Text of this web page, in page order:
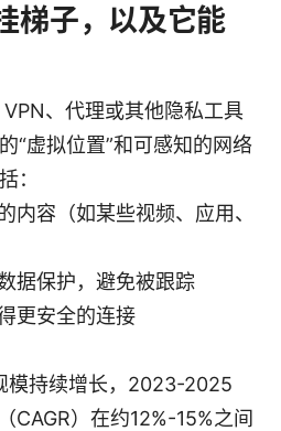
梯子，以及它能
、代理或其他隐私工具
“虚拟位置”和可感知的网络
：
内容（如某些视频、应用、
据保护，避免被跟踪
更安全的连接
模持续增长，2023-2025
CAGR）在约12%-15%之间